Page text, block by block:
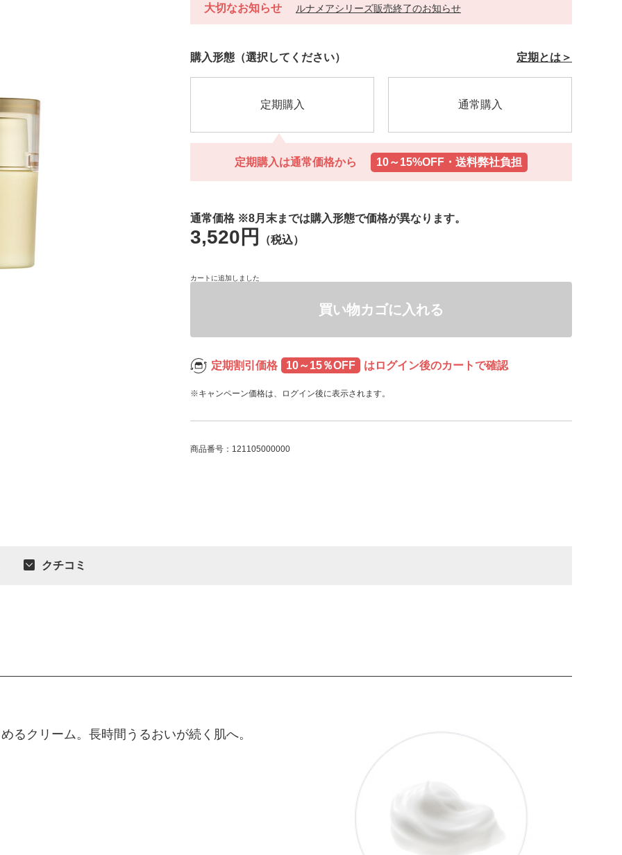
大切なお知らせ ルナメアシリーズ販売終了のお知らせ
https://h-
jp.fujifilm.com/products/lunamer/lunamer-
商
品
VARIATIONS
購入形態（選択してください） 定期とは＞
定期購入
定期購入は通常価格から 10～15%OFF・送料弊社負担
通常購入
定期購入は通常価格から 10～15%OFF・送料弊社負担
通常価格 ※8月末までは購入形態で価格が異なります。
3,520円 （税込）
カートに追加しました
買い物カゴに入れる
定期割引価格 10～15％OFF はログイン後のカートで確認
※キャンペーン価格は、ログイン後に表示されます。
商品番号：121105000000
クチコミ
るクリーム。長時間うるおいが続く肌へ。